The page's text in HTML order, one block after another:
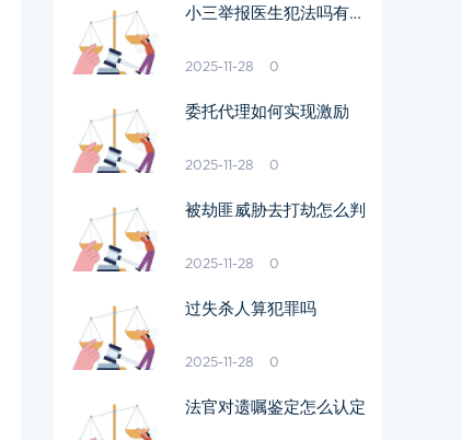
小三举报医生犯法吗有用
2025-11-28 0
委托代理如何实现激励
2025-11-28 0
被劫匪威胁去打劫怎么判
2025-11-28 0
过失杀人算犯罪吗
2025-11-28 0
法官对遗嘱鉴定怎么认定